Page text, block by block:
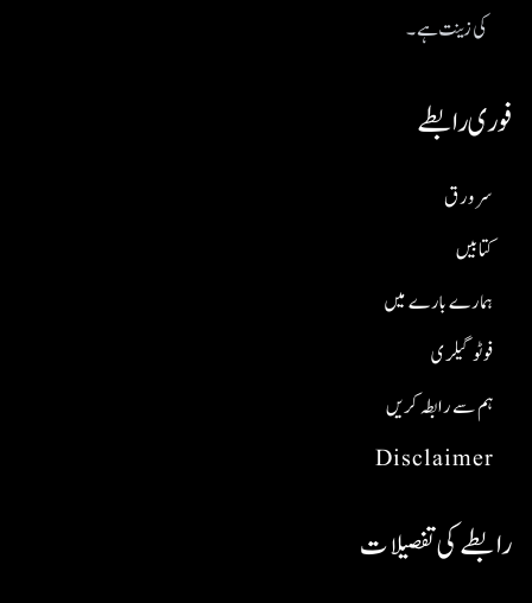
کی زینت ہے۔
فوری رابطے
Disclaimer
ہم سے رابطہ کریں
فوٹو گیلری
ہمارے بارے میں
کتابیں
سر ورق
رابطے کی تفصیلات